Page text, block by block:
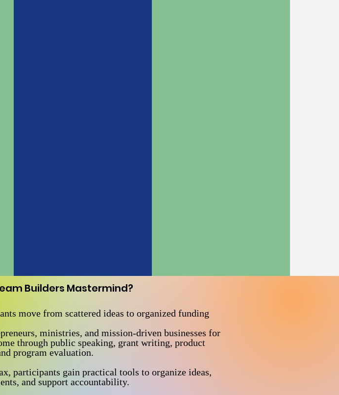
Builders Mastermind?
move from scattered ideas to organized funding
ministries, and mission-driven businesses for
through public speaking, grant writing, product
program evaluation.
participants gain practical tools to organize ideas,
and support accountability.